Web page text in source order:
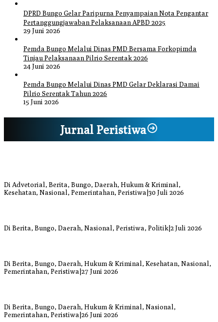
DPRD Bungo Gelar Paripurna Penyampaian Nota Pengantar
Pertanggungjawaban Pelaksanaan APBD 2025
29 Juni 2026
Pemda Bungo Melalui Dinas PMD Bersama Forkopimda
Tinjau Pelaksanaan Pilrio Serentak 2026
24 Juni 2026
Pemda Bungo Melalui Dinas PMD Gelar Deklarasi Damai
Pilrio Serentak Tahun 2026
15 Juni 2026
Jurnal Peristiwa
Di Advetorial, Berita, Bungo, Daerah, Hukum & Kriminal,
Kesehatan, Nasional, Pemerintahan, Peristiwa 30 Juli 2026
Di Berita, Bungo, Daerah, Nasional, Peristiwa, Politik|2 Juli 2026
Di Berita, Bungo, Daerah, Hukum & Kriminal, Kesehatan, Nasional,
Pemerintahan, Peristiwa 27 Juni 2026
Di Berita, Bungo, Daerah, Hukum & Kriminal, Nasional,
Pemerintahan, Peristiwa 26 Juni 2026